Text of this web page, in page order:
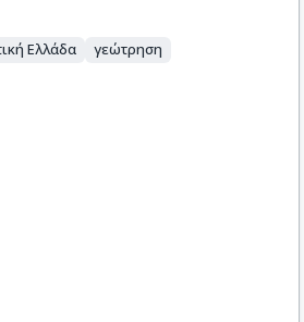
Ελλάδα γεώτρηση